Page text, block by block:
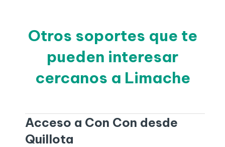
Otros soportes que te
pueden interesar
cercanos a Limache
Acceso a Con Con desde
Quillota